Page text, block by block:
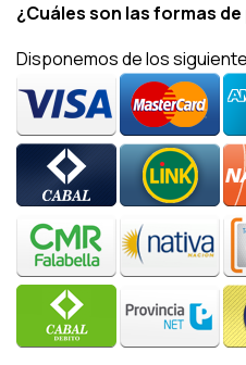
¿Cuáles son las formas
Disponemos de los